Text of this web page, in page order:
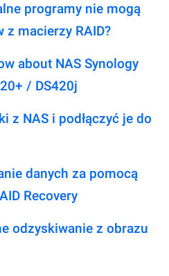
programy nie mogą
z macierzy RAID?
about NAS Synology
/ DS420j
z NAS i podłączyć je do
danych za pomocą
Recovery
odzyskiwanie z obrazu